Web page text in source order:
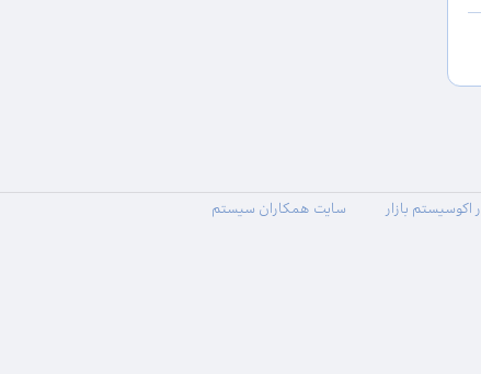
اکوسیستم بازار
سایت همکاران سیستم